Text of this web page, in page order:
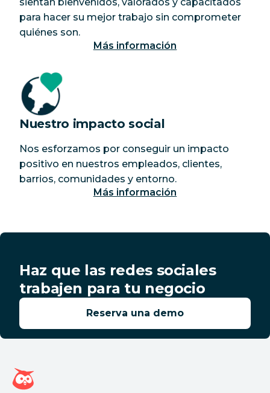
para hacer su mejor trabajo sin comprometer
quiénes son.
Más información
Nuestro impacto social
Nos esforzamos por conseguir un impacto
positivo en nuestros empleados, clientes,
barrios, comunidades y entorno.
Más información
Haz que las redes sociales
trabajen para tu negocio
Reserva una demo
Página de inicio de Hootsuite